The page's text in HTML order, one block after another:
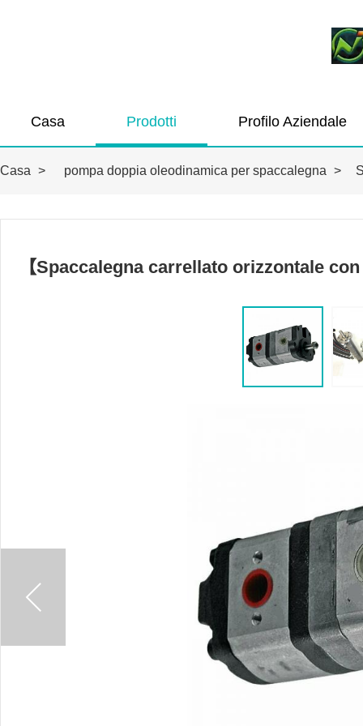
Casa Prodotti Profilo Aziendale
Casa > pompa doppia oleodinamica per spaccalegna >
【Spaccalegna carrellato orizzontale